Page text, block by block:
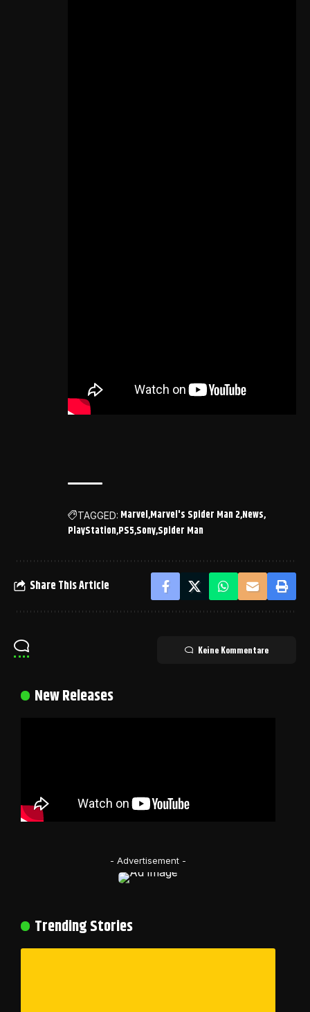
TAGGED: Marvel Marvel's Spider Man 2 News
PlayStation PS5 SonySpider Man
Share This Article
Keine Kommentare
New Releases
- Advertisement -
Trending Stories